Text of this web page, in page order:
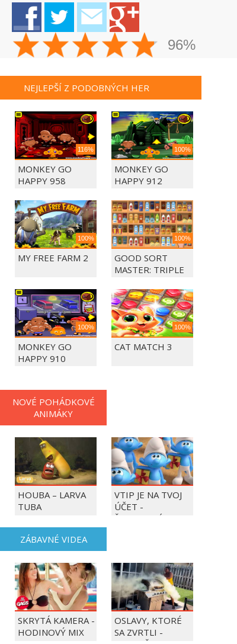
96%
NEJLEPŠÍ Z PODOBNÝCH HER
116%
MONKEY GO
HAPPY 958
100%
MONKEY GO
HAPPY 912
100%
MY FREE FARM 2
100%
GOOD SORT
MASTER: TRIPLE
100%
MONKEY GO
HAPPY 910
100%
CAT MATCH 3
NOVÉ POHÁDKOVÉ
ANIMÁKY
HOUBA – LARVA
TUBA
VTIP JE NA TVOJ
ÚČET -
ŠMOULOVÉ
ZÁBAVNÉ VIDEA
SKRYTÁ KAMERA -
HODINOVÝ MIX
OSLAVY, KTORÉ
SA ZVRTLI -